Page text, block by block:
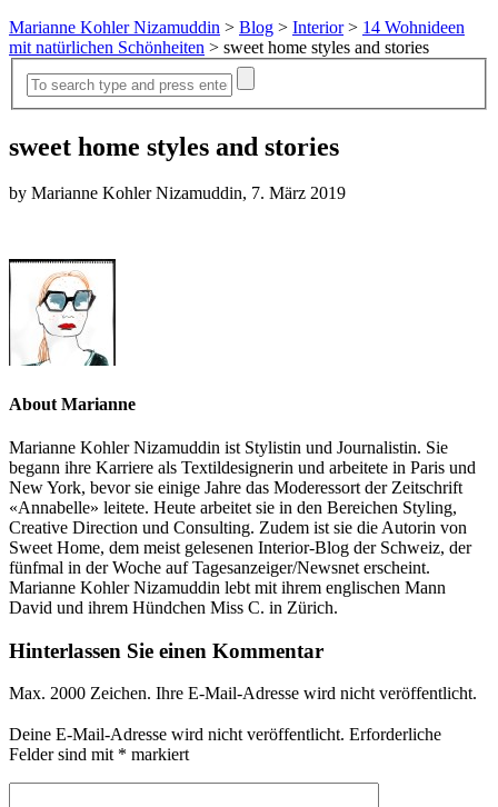
Marianne Kohler Nizamuddin > Blog > Interior> 14 Wohnideen
mit natürlichen Schönheiten > sweet home styles and stories
sweet home styles and stories
by Marianne Kohler Nizamuddin, 7. März 2019
About Marianne
Marianne Kohler Nizamuddin ist Stylistin und Journalistin. Sie
begann ihre Karriere als Textildesignerin und arbeitete in Paris und
New York, bevor sie einige Jahre das Moderessort der Zeitschrift
«Annabelle» leitete. Heute arbeitet sie in den Bereichen Styling,
Creative Direction und Consulting. Zudem ist sie die Autorin von
Sweet Home, dem meist gelesenen Interior-Blog der Schweiz, der
fünfmal in der Woche auf Tagesanzeiger/Newsnet erscheint.
Marianne Kohler Nizamuddin lebt mit ihrem englischen Mann
David und ihrem Hündchen Miss C. in Zürich.
Hinterlassen Sie einen Kommentar
Max. 2000 Zeichen. Ihre E-Mail-Adresse wird nicht veröffentlicht.
Deine E-Mail-Adresse wird nicht veröffentlicht. Erforderliche
Felder sind mit * markiert